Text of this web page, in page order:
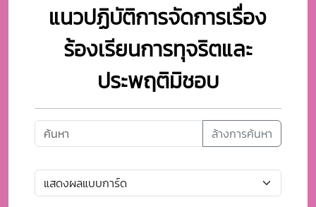
แนวปฏิบัติการจัดการเรื่อง
ร้องเรียนการทุจริตและ
ประพฤติมิชอบ
ล้างการค้นหา